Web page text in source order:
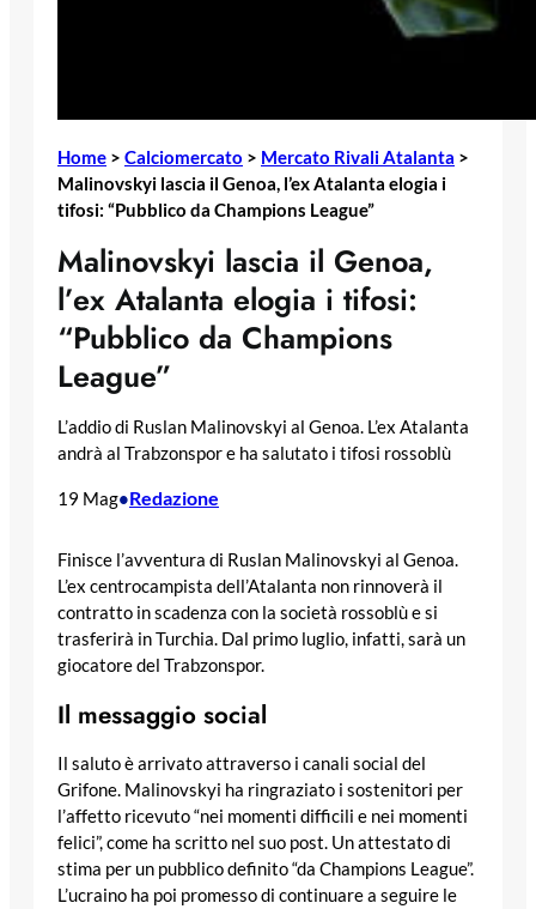
Home > Calciomercato > Mercato Rivali Atalanta >
Malinovskyi lascia il Genoa, l’ex Atalanta elogia i
tifosi: “Pubblico da Champions League”
Malinovskyi lascia il Genoa,
l’ex Atalanta elogia i tifosi:
“Pubblico da Champions
League”
L’addio di Ruslan Malinovskyi al Genoa. L’ex Atalanta
andrà al Trabzonspor e ha salutato i tifosi rossoblù
19 Mag•Redazione
Finisce l’avventura di Ruslan Malinovskyi al Genoa.
L’ex centrocampista dell’Atalanta non rinnoverà il
contratto in scadenza con la società rossoblù e si
trasferirà in Turchia. Dal primo luglio, infatti, sarà un
giocatore del Trabzonspor.
Il messaggio social
Il saluto è arrivato attraverso i canali social del
Grifone. Malinovskyi ha ringraziato i sostenitori per
l’affetto ricevuto “nei momenti difficili e nei momenti
felici”, come ha scritto nel suo post. Un attestato di
stima per un pubblico definito “da Champions League”.
L’ucraino ha poi promesso di continuare a seguire le